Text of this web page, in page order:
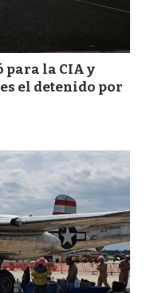
para la CIA y
el detenido por